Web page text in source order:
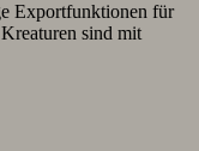
Exportfunktionen für
sind mit